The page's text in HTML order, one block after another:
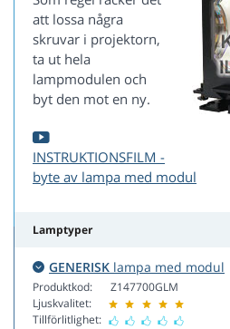
att lossa några
skruvar i projektorn,
ta ut hela
lampmodulen och
byt den mot en ny.
INSTRUKTIONSFILM -
byte av lampa med modul
Lamptyper
GENERISK lampa med modul
Produktkod:
Ljuskvalitet:
Tillförlitlighet:
Z147700GLM